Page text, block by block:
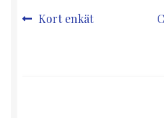
Föregående
Kort enkät